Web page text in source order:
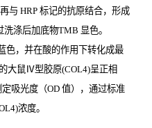
与 HRP 标记的抗原结合，形成
洗涤后加底物TMB 显色。
色，并在酸的作用下转化成最
大鼠Ⅳ型胶原(COL4)呈正相
吸光度（OD 值），通过标准
浓度。